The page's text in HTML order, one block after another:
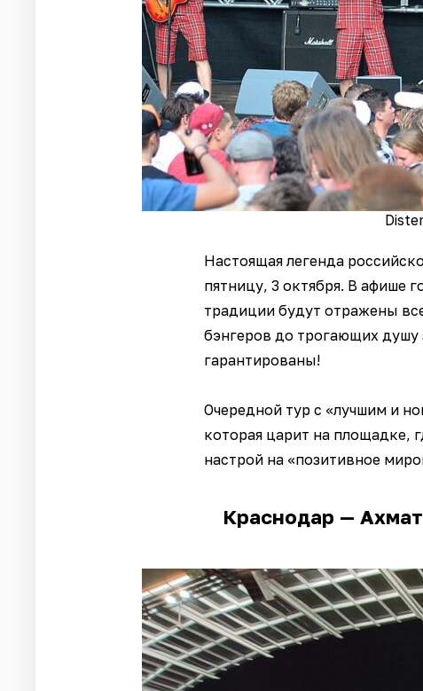
Настоящая легенда
пятницу, 3 октября. В афише
традиции будут отражены
бэнгеров до трогающих
гарантированы!
Очередной тур с «лучшим и
которая царит на площадке,
настрой на «позитивное
Краснодар —